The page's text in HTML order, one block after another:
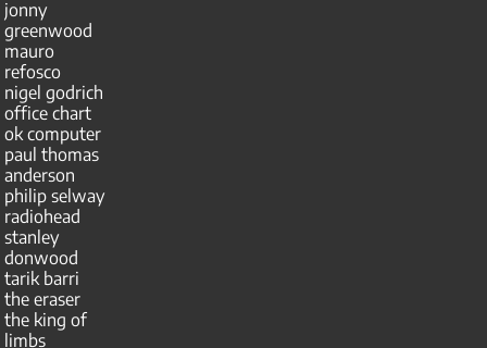
jonny
greenwood
mauro
refosco
nigel godrich
office chart
ok computer
paul thomas
anderson
philip selway
radiohead
stanley
donwood
tarik barri
the eraser
the king of
limbs